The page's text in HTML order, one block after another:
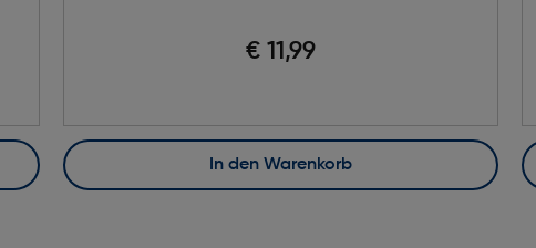
€ 11,99
In den Warenkorb